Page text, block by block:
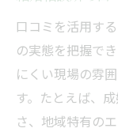
口コミを活用す
の実態を把握で
にくい現場の雰
す。たとえば、
さ、地域特有の